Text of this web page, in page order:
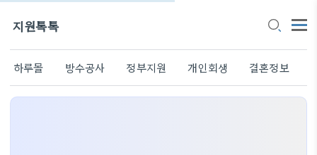
지원톡톡
하루몰 방수공사 정부지원 개인회생 결혼정보